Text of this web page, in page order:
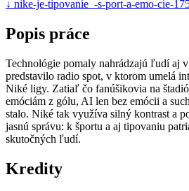
↓ nike-je-tipovanie_-s-port-a-emo-cie-
Popis práce
Technológie pomaly nahrádzajú ľudí aj
predstavilo radio spot, v ktorom umelá
Niké ligy. Zatiaľ čo fanúšikovia na
emóciám z gólu, AI len bez emócii a
stalo. Niké tak využíva silný kontrast a
jasnú správu: k športu a aj tipovaniu
skutočných ľudí.
Kredity